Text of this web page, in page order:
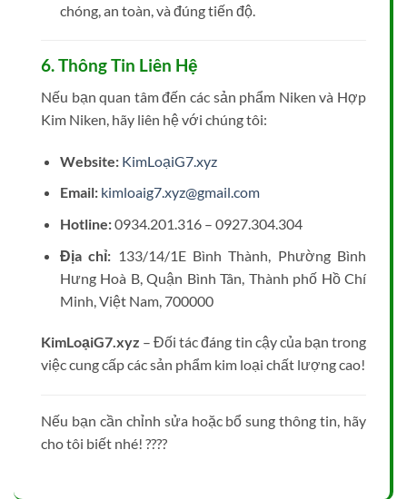
chóng, an toàn, và đúng tiến độ.
6. Thông Tin Liên Hệ
Nếu bạn quan tâm đến các sản phẩm Niken và Hợp
Kim Niken, hãy liên hệ với chúng tôi:
Website: KimLoạiG7.xyz
Email: kimloaig7.xyz@gmail.com
Hotline:0934.201.316 – 0927.304.304
Địa chỉ: 133/14/1E Bình Thành, Phường Bình
Hưng Hoà B, Quận Bình Tân, Thành phố Hồ Chí
Minh, Việt Nam, 700000
KimLoạiG7.xyz – Đối tác đáng tin cậy của bạn trong
việc cung cấp các sản phẩm kim loại chất lượng cao!
Nếu bạn cần chỉnh sửa hoặc bổ sung thông tin, hãy
cho tôi biết nhé! ????